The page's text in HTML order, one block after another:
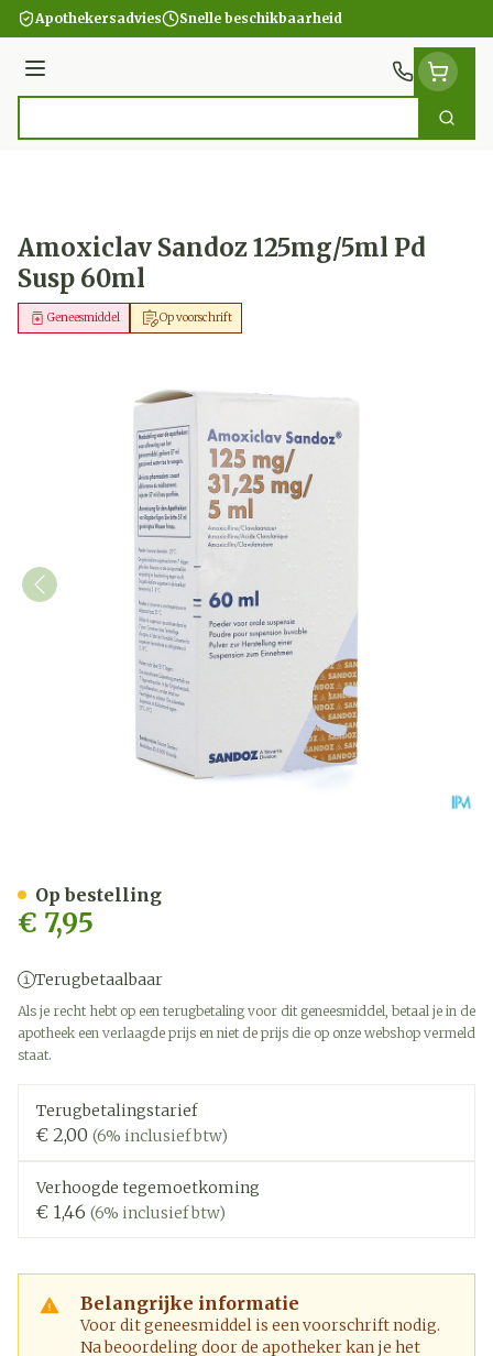
Ga naar de inhoud
Apothekersadvies Snelle beschikbaarheid
Menu
Zoek
Amoxiclav Sandoz 125mg/5ml Pd
Susp 60ml
Op voorschrift
Geneesmiddel
€ 7,95
Terugbetaalbaar
Als je recht hebt op een terugbetaling voor dit geneesmiddel, betaal je in de
apotheek een verlaagde prijs en niet de prijs die op onze webshop vermeld
staat.
Terugbetalingstarief
€ 2,00 (6% inclusief btw)
Verhoogde tegemoetkoming
€ 1,46 (6% inclusief btw)
Belangrijke informatie
Voor dit geneesmiddel is een voorschrift nodig.
Na beoordeling door de apotheker kan je het
Op bestelling